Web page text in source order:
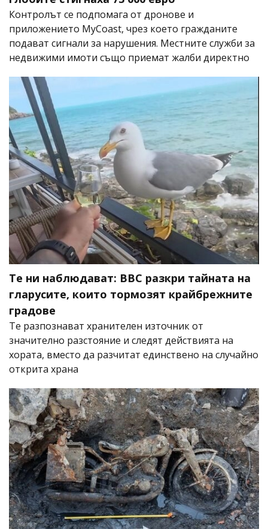
Контролът се подпомага от дронове и
приложението MyCoast, чрез което гражданите
подават сигнали за нарушения. Местните служби за
недвижими имоти също приемат жалби директно
Те ни наблюдават: BBC разкри тайната на
гларусите, които тормозят крайбрежните
градове
Те разпознават хранителен източник от
значително разстояние и следят действията на
хората, вместо да разчитат единствено на случайно
открита храна